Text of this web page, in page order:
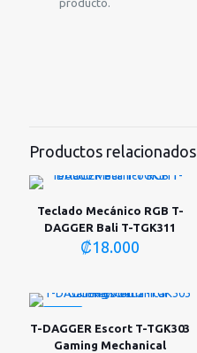
producto.
Productos relacionados
Teclado Mecánico RGB T-
DAGGER Bali T-TGK311
₡18.000
T-DAGGER Escort T-TGK303
Gaming Mechanical